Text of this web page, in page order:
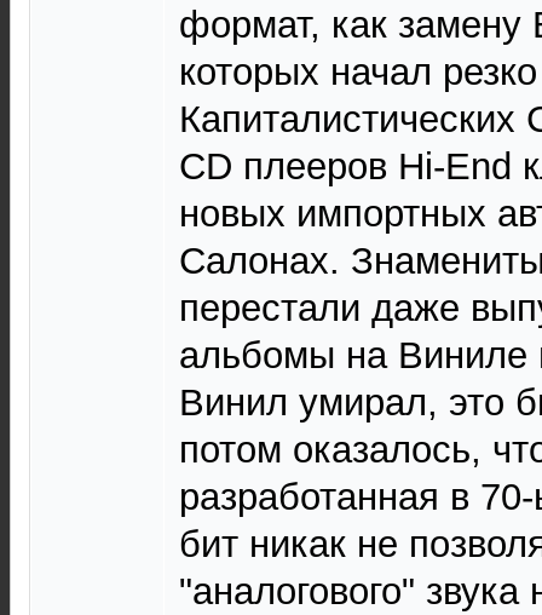
формат, как замену
которых начал
CD плееров Hi-End
новых импортных
Салонах.
перестали даже
альбомы на Виниле
Винил умирал, это
потом оказалось,
разработанная в
бит никак не
"аналогового" звука